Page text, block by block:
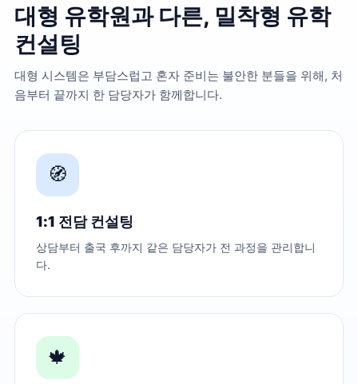
대형 유학원과 다른, 밀착형 유학
컨설팅
대형 시스템은 부담스럽고 혼자 준비는 불안한 분들을 위해, 처
음부터 끝까지 한 담당자가 함께합니다.
🧭
1:1 전담 컨설팅
상담부터 출국 후까지 같은 담당자가 전 과정을 관리합니
다.
🍁